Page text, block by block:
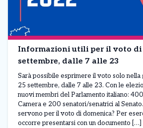
Informazioni utili per il voto di
settembre, dalle 7 alle 23
Sarà possibile esprimere il voto solo nella
25 settembre, dalle 7 alle 23. Con le
nuovi membri del Parlamento italiano:
Camera e 200 senatori/senatrici al
servono per il voto di domenica? Per
occorre presentarsi con un documento […]